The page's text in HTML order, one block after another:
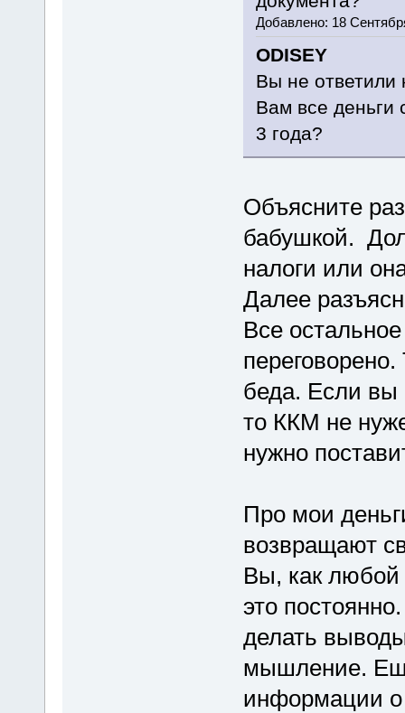
Добавлено: 18
ODISEY
Вы не ответили
Вам все деньги
3 года?
Объясните
бабушкой.
налоги или
Далее
Все
беда. Если вы
то ККМ не
нужно
Про мои
возвращают
Вы, как любой
это
делать
мышление.
информации